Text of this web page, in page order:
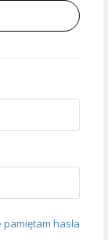
pamiętam hasła